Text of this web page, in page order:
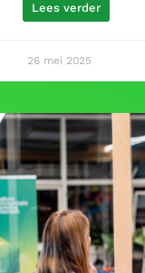
Lees verder
26 mei 2025